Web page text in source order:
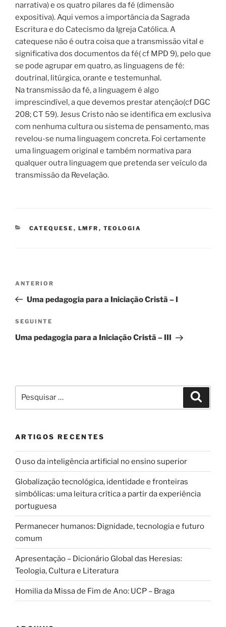
narrativa) e os quatro pilares da fé (dimensão
expositiva). Aqui vemos a importância da Sagrada
Escritura e do Catecismo da Igreja Católica. A
catequese não é outra coisa que a transmissão vital e
significativa dos documentos da fé( cf MPD 9), pelo que
se pode agrupar em quatro, as linguagens de fé:
doutrinal, litúrgica, orante e testemunhal.
Na transmissão da fé, a linguagem é algo
imprescindível, a que devemos prestar atenção(cf DGC
208; CT 59). Jesus Cristo não se identifica em exclusiva
com nenhuma cultura ou sistema de pensamento, mas
revelou-se numa linguagem concreta. Foi certamente
uma linguagem original e também normativa para
qualquer outra linguagem que pretenda ser veículo da
transmissão da Revelação.
CATEGORIAS
CATEQUESE , LMFR , TEOLOGIA
artigos
Conteúdo
anterior
ANTERIOR
Uma pedagogia para a Iniciação Cristã – I
Conteúdo
seguinte
SEGUINTE
Uma pedagogia para a Iniciação Cristã – III
por:
ARTIGOS RECENTES
O uso da inteligência artificial no ensino superior
Globalização tecnológica, identidade e fronteiras
simbólicas: uma leitura crítica a partir da experiência
portuguesa
Permanecer humanos: Dignidade, tecnologia e futuro
comum
Apresentação – Dicionário Global das Heresias:
Teologia, Cultura e Literatura
Homilia da Missa de Fim de Ano: UCP – Braga